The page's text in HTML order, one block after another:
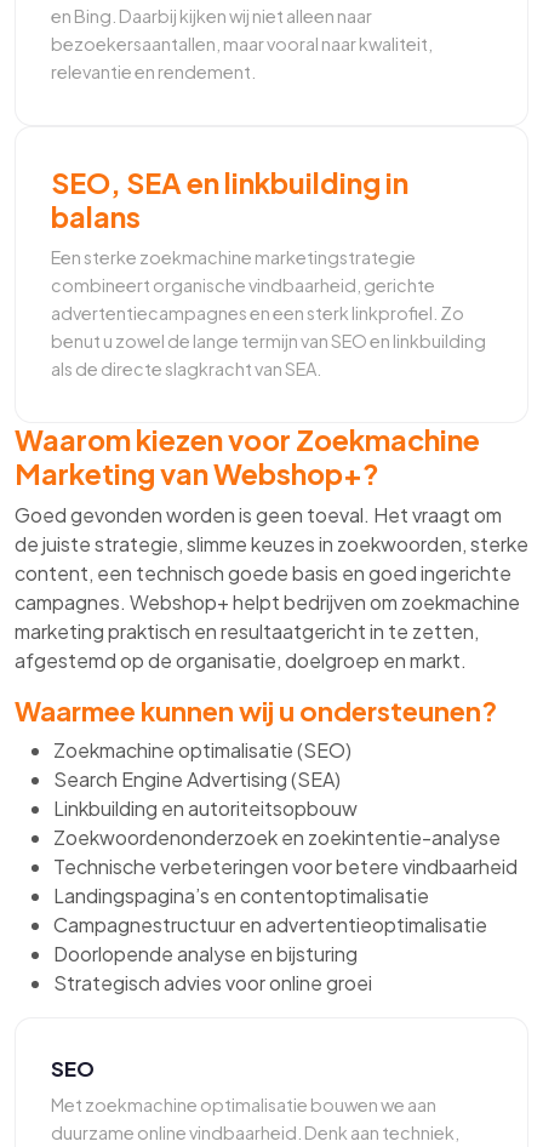
en Bing. Daarbij kijken wij niet alleen naar
bezoekersaantallen, maar vooral naar kwaliteit,
relevantie en rendement.
SEO, SEA en linkbuilding in
balans
Een sterke zoekmachine marketingstrategie
combineert organische vindbaarheid, gerichte
advertentiecampagnes en een sterk linkprofiel. Zo
benut u zowel de lange termijn van SEO en linkbuilding
als de directe slagkracht van SEA.
Waarom kiezen voor Zoekmachine
Marketing van Webshop+?
Goed gevonden worden is geen toeval. Het vraagt om
de juiste strategie, slimme keuzes in zoekwoorden, sterke
content, een technisch goede basis en goed ingerichte
campagnes. Webshop+ helpt bedrijven om zoekmachine
marketing praktisch en resultaatgericht in te zetten,
afgestemd op de organisatie, doelgroep en markt.
Waarmee kunnen wij u ondersteunen?
Zoekmachine optimalisatie (SEO)
Search Engine Advertising (SEA)
Linkbuilding en autoriteitsopbouw
Zoekwoordenonderzoek en zoekintentie-analyse
Technische verbeteringen voor betere vindbaarheid
Landingspagina’s en contentoptimalisatie
Campagnestructuur en advertentieoptimalisatie
Doorlopende analyse en bijsturing
Strategisch advies voor online groei
SEO
Met zoekmachine optimalisatie bouwen we aan
duurzame online vindbaarheid. Denk aan techniek,